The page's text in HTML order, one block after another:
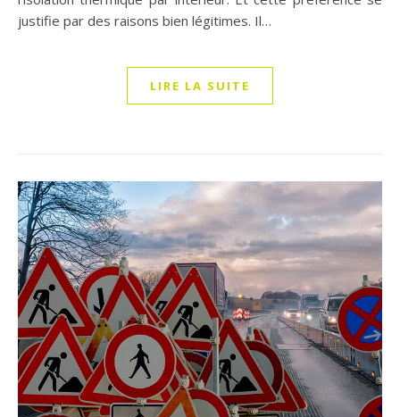
justifie par des raisons bien légitimes. Il…
LIRE LA SUITE